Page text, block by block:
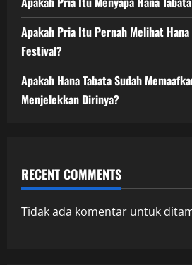
Apakah Pria Itu Pernah Melihat Hana
Festival?
Apakah Hana Tabata Sudah
Menjelekkan Dirinya?
RECENT COMMENTS
Tidak ada komentar untuk